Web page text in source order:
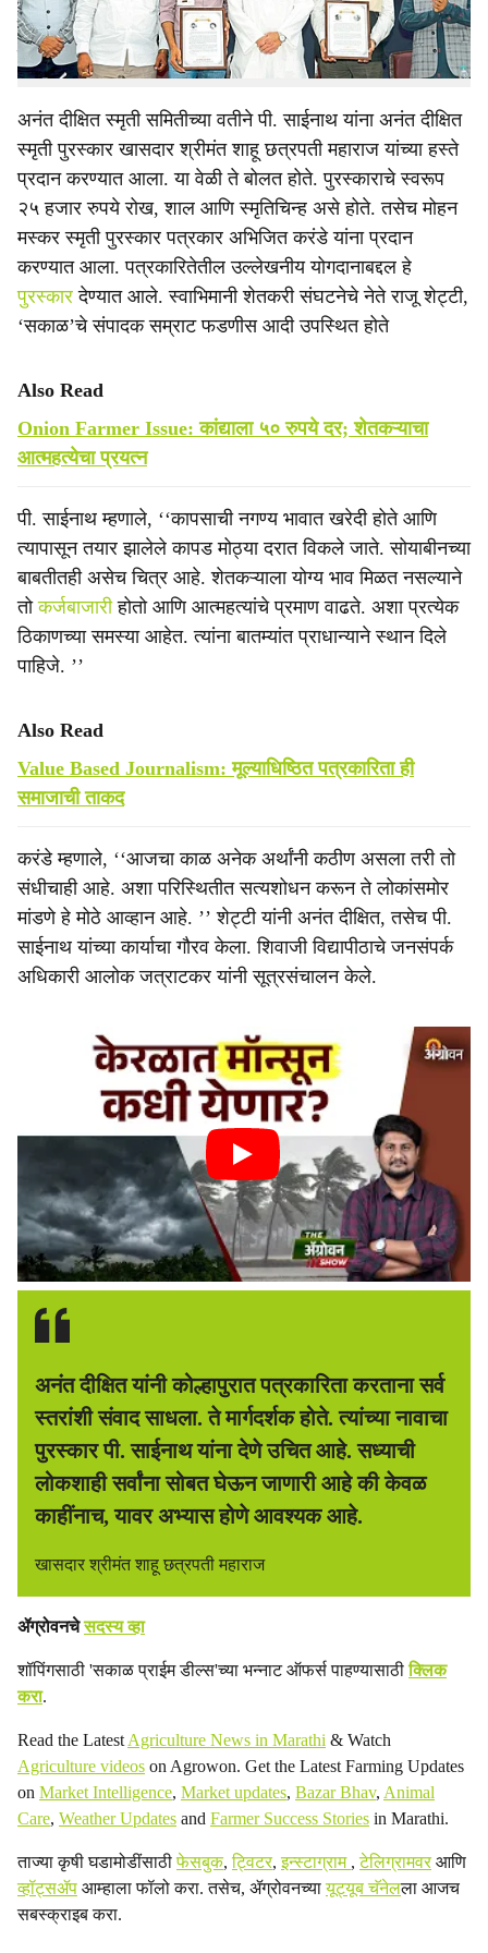
वापर करावा’, अशी अपेक्षा ज्येष्ठ पत्रकार पी. साईनाथ यांनी आज
येथे व्यक्त केली.
अनंत दीक्षित स्मृती समितीच्या वतीने पी. साईनाथ यांना अनंत दीक्षित
स्मृती पुरस्कार खासदार श्रीमंत शाहू छत्रपती महाराज यांच्या हस्ते
प्रदान करण्यात आला. या वेळी ते बोलत होते. पुरस्काराचे स्वरूप
२५ हजार रुपये रोख, शाल आणि स्मृतिचिन्ह असे होते. तसेच मोहन
मस्कर स्मृती पुरस्कार पत्रकार अभिजित करंडे यांना प्रदान
करण्यात आला. पत्रकारितेतील उल्लेखनीय योगदानाबद्दल हे
पुरस्कार देण्यात आले. स्वाभिमानी शेतकरी संघटनेचे नेते राजू शेट्टी,
‘सकाळ’चे संपादक सम्राट फडणीस आदी उपस्थित होते
Also Read
Onion Farmer Issue: कांद्याला ५० रुपये दर; शेतकऱ्याचा
आत्महत्येचा प्रयत्न
पी. साईनाथ म्हणाले, ‘‘कापसाची नगण्य भावात खरेदी होते आणि
त्यापासून तयार झालेले कापड मोठ्या दरात विकले जाते. सोयाबीनच्या
बाबतीतही असेच चित्र आहे. शेतकऱ्याला योग्य भाव मिळत नसल्याने
तोकर्जबाजारीहोतो आणि आत्महत्यांचे प्रमाण वाढते. अशा प्रत्येक
ठिकाणच्या समस्या आहेत. त्यांना बातम्यांत प्राधान्याने स्थान दिले
पाहिजे. ’’
Also Read
Value Based Journalism: मूल्याधिष्ठित पत्रकारिता ही
समाजाची ताकद
करंडे म्हणाले, ‘‘आजचा काळ अनेक अर्थांनी कठीण असला तरी तो
संधीचाही आहे. अशा परिस्थितीत सत्यशोधन करून ते लोकांसमोर
मांडणे हे मोठे आव्हान आहे. ’’ शेट्टी यांनी अनंत दीक्षित, तसेच पी.
साईनाथ यांच्या कार्याचा गौरव केला. शिवाजी विद्यापीठाचे जनसंपर्क
अधिकारी आलोक जत्राटकर यांनी सूत्रसंचालन केले.
अनंत दीक्षित यांनी कोल्हापुरात पत्रकारिता करताना सर्व
स्तरांशी संवाद साधला. ते मार्गदर्शक होते. त्यांच्या नावाचा
पुरस्कार पी. साईनाथ यांना देणे उचित आहे. सध्याची
लोकशाही सर्वांना सोबत घेऊन जाणारी आहे की केवळ
काहींनाच, यावर अभ्यास होणे आवश्यक आहे.
खासदार श्रीमंत शाहू छत्रपती महाराज
ॲग्रोवनचेसदस्य व्हा
शॉपिंगसाठी 'सकाळ प्राईम डील्स'च्या भन्नाट ऑफर्स पाहण्यासाठीक्लिक
करा.
Read the Latest Agriculture News in Marathi & Watch
Agriculture videos on Agrowon. Get the Latest Farming Updates
on Market Intelligence, Market updates, Bazar Bhav, Animal
Care, Weather Updates and Farmer Success Stories in Marathi.
ताज्या कृषी घडामोडींसाठीफेसबुक,ट्विटर,इन्स्टाग्राम ,टेलिग्रामवरआणि
व्हॉट्सॲप आम्हाला फॉलो करा. तसेच, ॲग्रोवनच्यायूट्यूब चॅनेलला आजच
सबस्क्राइब करा.